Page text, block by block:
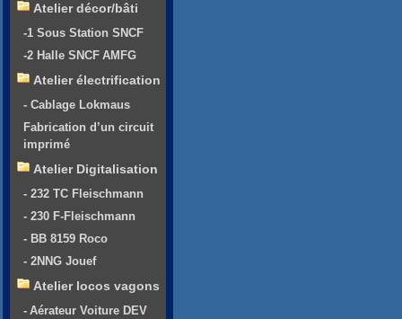
Atelier décor/bâti
-1 Sous Station SNCF
-2 Halle SNCF AMFG
Atelier électrification
- Cablage Lokmaus
Fabrication d’un circuit
imprimé
Atelier Digitalisation
- 232 TC Fleischmann
- 230 F-Fleischmann
- BB 8159 Roco
- 2NNG Jouef
Atelier locos vagons
- Aérateur Voiture DEV